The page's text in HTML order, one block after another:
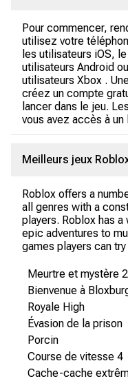
Pour commencer,
utilisez votre
les utilisateurs iOS,
utilisateurs Android
utilisateurs Xbox .
créez un compte
lancer dans le jeu.
vous avez accès à un
Meilleurs jeux
Roblox offers a
all genres with a
players. Roblox has
epic adventures to
games players can
Meurtre et mystère 2
Bienvenue à
Royale High
Évasion de la prison
Porcin
Course de vitesse 4
Cache-cache